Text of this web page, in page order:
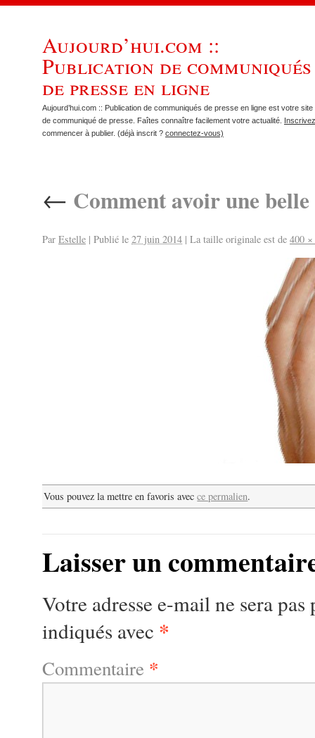
Aujourd’hui.com ::
Publication de communiqués
de presse en ligne
Aujourd’hui.com :: Publication de communiqués de presse en ligne est votre site
de communiqué de presse. Faîtes connaître facilement votre actualité.
commencer à publier. (déjà inscrit ? connectez-vous)
← Comment avoir une belle
Par Estelle | Publié le 27 juin 2014 | La taille originale est de 400
Vous pouvez la mettre en favoris avecce permalien.
Laisser un
Votre adresse e-mail ne sera pas
indiqués avec *
Commentaire *